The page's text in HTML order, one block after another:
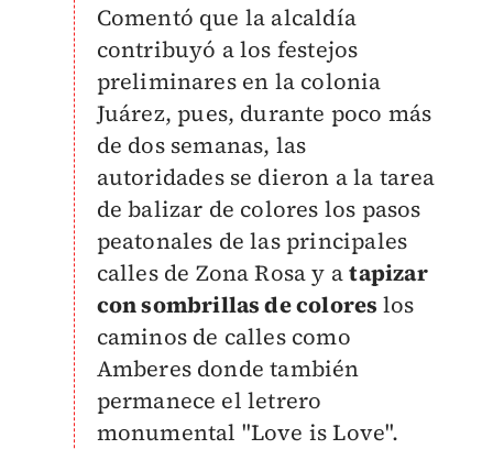
Comentó que la alcaldía
contribuyó a los festejos
preliminares en la colonia
Juárez, pues, durante poco más
de dos semanas, las
autoridades se dieron a la tarea
de balizar de colores los pasos
peatonales de las principales
calles de Zona Rosa y atapizar
con sombrillas de colores los
caminos de calles como
Amberes donde también
permanece el letrero
monumental "Love is Love".